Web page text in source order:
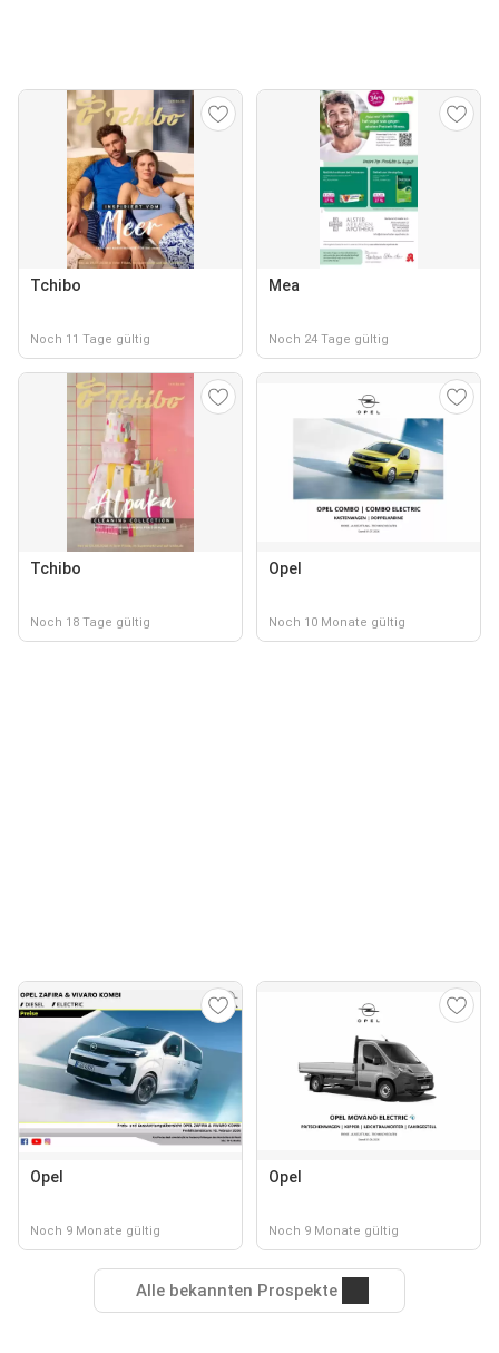
Tchibo
Noch 11 Tage gültig
Mea
Noch 24 Tage gültig
Tchibo
Noch 18 Tage gültig
Opel
Noch 10 Monate gültig
Opel
Noch 9 Monate gültig
Opel
Noch 9 Monate gültig
Alle bekannten Prospekte